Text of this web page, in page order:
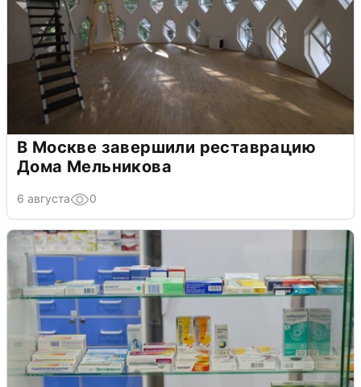
В Москве завершили реставрацию
Дома Мельникова
6 августа 0